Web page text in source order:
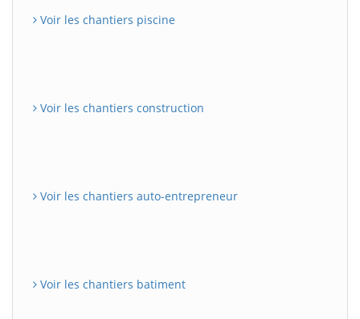
Voir les chantiers piscine
Voir les chantiers construction
Voir les chantiers auto-entrepreneur
Voir les chantiers batiment